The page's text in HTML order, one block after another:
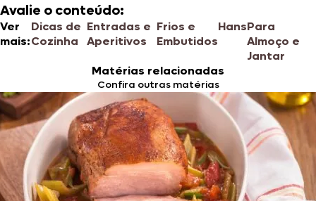
Avalie o conteúdo:
Ver
mais:
Dicas de
Cozinha
Entradas e
Aperitivos
Frios e
Embutidos
HansPara
Almoço e
Jantar
Matérias relacionadas
Confira outras matérias